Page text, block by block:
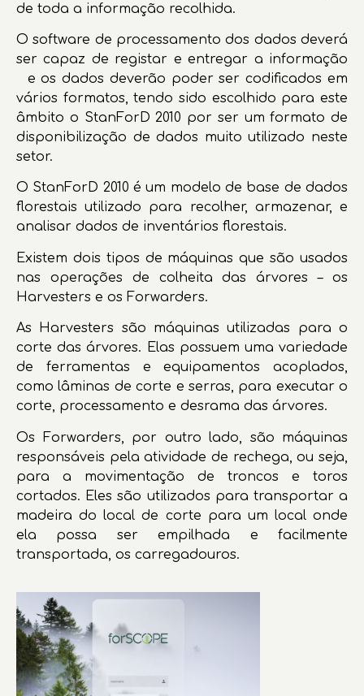
de toda a informação recolhida.
O software de processamento dos dados deverá
ser capaz de registar e entregar a informação
e os dados deverão poder ser codificados em
vários formatos, tendo sido escolhido para este
âmbito o StanForD 2010 por ser um formato de
disponibilização de dados muito utilizado neste
setor.
O StanForD 2010 é um modelo de base de dados
florestais utilizado para recolher, armazenar, e
analisar dados de inventários florestais.
Existem dois tipos de máquinas que são usados
nas operações de colheita das árvores – os
Harvesters e os Forwarders.
As Harvesters são máquinas utilizadas para o
corte das árvores. Elas possuem uma variedade
de ferramentas e equipamentos acoplados,
como lâminas de corte e serras, para executar o
corte, processamento e desrama das árvores.
Os Forwarders, por outro lado, são máquinas
responsáveis pela atividade de rechega, ou seja,
para a movimentação de troncos e toros
cortados. Eles são utilizados para transportar a
madeira do local de corte para um local onde
ela possa ser empilhada e facilmente
transportada, os carregadouros.